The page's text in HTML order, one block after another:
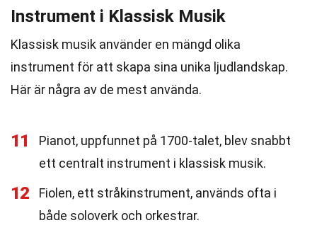
Instrument i Klassisk Musik
Klassisk musik använder en mängd olika
instrument för att skapa sina unika ljudlandskap.
Här är några av de mest använda.
11
Pianot, uppfunnet på 1700-talet, blev snabbt
ett centralt instrument i klassisk musik.
12
Fiolen, ett stråkinstrument, används ofta i
både soloverk och orkestrar.